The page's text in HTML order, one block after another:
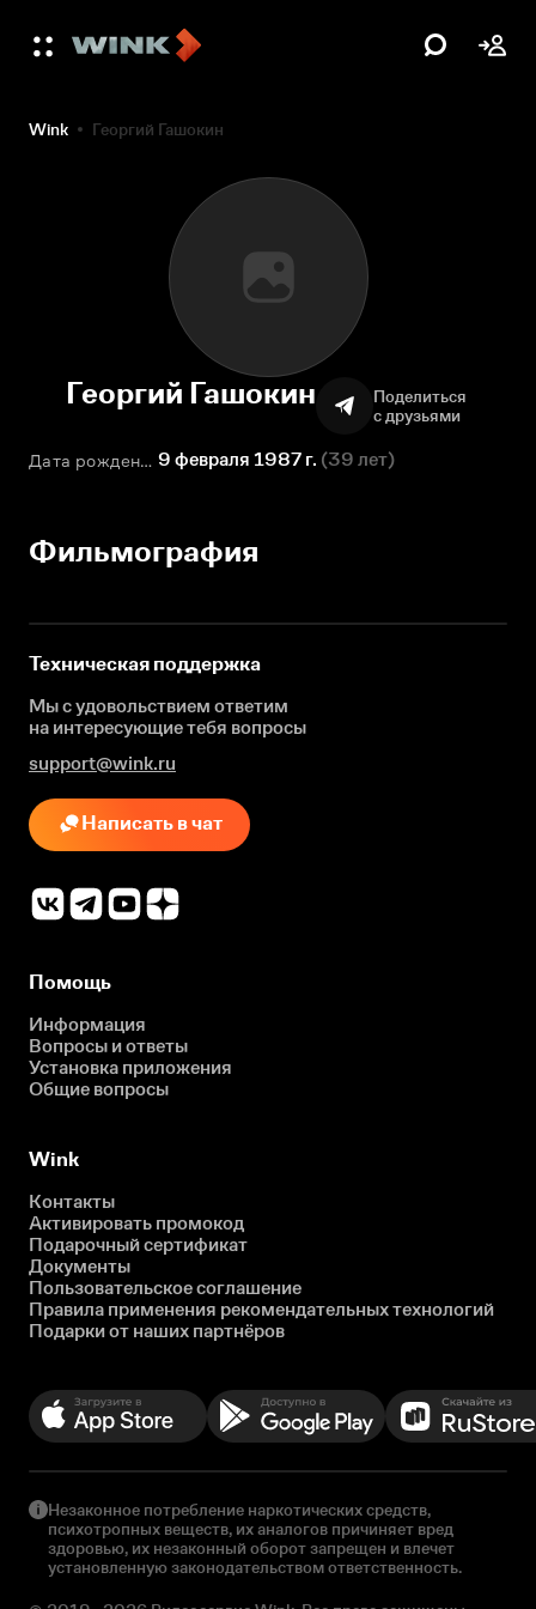
Wink Георгий Гашокин
Георгий Гашокин
Поделиться
с друзьями
Дата рождения 9 февраля 1987 г. (39 лет)
Фильмография
Техническая поддержка
Мы с удовольствием ответим
на интересующиетебя вопросы
support@wink.ru
Написать в чат
Помощь
Информация
Вопросы и ответы
Установка приложения
Общие вопросы
Wink
Контакты
Активировать промокод
Подарочный сертификат
Документы
Пользовательское соглашение
Правила применения рекомендательных технологий
Подарки от наших партнёров
Незаконное потребление наркотических средств,
психотропных веществ, их аналогов причиняет вред
здоровью, их незаконный оборот запрещен и влечет
установленную законодательством ответственность.